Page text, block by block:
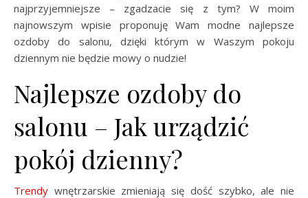
najprzyjemniejsze – zgadzacie się z tym? W moim
najnowszym wpisie proponuję Wam modne najlepsze
ozdoby do salonu, dzięki którym w Waszym pokoju
dziennym nie będzie mowy o nudzie!
Najlepsze ozdoby do
salonu – Jak urządzić
pokój dzienny?
Trendy wnętrzarskie zmieniają się dość szybko, ale nie